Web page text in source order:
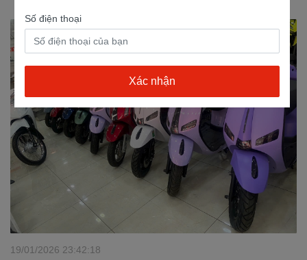
19/01/2026 23:42:18
Số điện thoại